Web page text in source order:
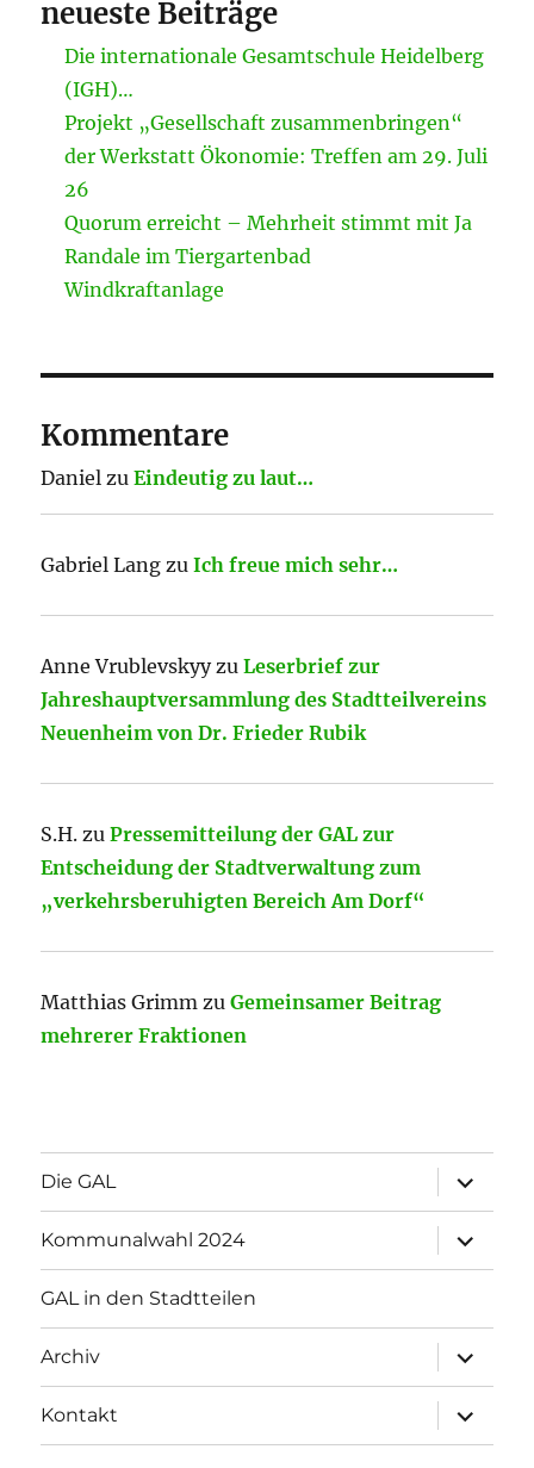
neueste Beiträge
Die internationale Gesamtschule Heidelberg
(IGH)…
Projekt „Gesellschaft zusammenbringen“
der Werkstatt Ökonomie: Treffen am 29. Juli
26
Quorum erreicht – Mehrheit stimmt mit Ja
Randale im Tiergartenbad
Windkraftanlage
Kommentare
Daniel zuEindeutig zu laut…
Gabriel Lang zuIch freue mich sehr…
Anne VrublevskyyzuLeserbrief zur
Jahreshauptversammlung des Stadtteilvereins
Neuenheim von Dr. Frieder Rubik
S.H. zuPressemitteilung der GAL zur
Entscheidung der Stadtverwaltung zum
„verkehrsberuhigten Bereich Am Dorf“
Matthias Grimm zuGemeinsamer Beitrag
mehrerer Fraktionen
Die GAL
öffnen
Kommunalwahl 2024
öffnen
GAL in den Stadtteilen
Archiv
öffnen
Kontakt
öffnen